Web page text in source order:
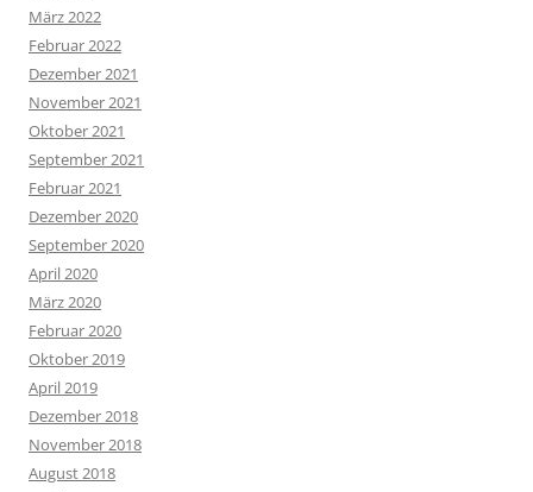
März 2022
Februar 2022
Dezember 2021
November 2021
Oktober 2021
September 2021
Februar 2021
Dezember 2020
September 2020
April 2020
März 2020
Februar 2020
Oktober 2019
April 2019
Dezember 2018
November 2018
August 2018